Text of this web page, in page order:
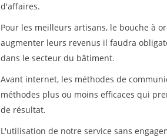
d'affaires.
Pour les meilleurs artisans, le bouche à
augmenter leurs revenus il faudra
dans le secteur du bâtiment.
Avant internet, les méthodes de
méthodes plus ou moins efficaces qui
de résultat.
L'utilisation de notre service sans